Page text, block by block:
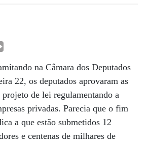
na Câmara dos Deputados
22, os deputados aprovaram as
de lei regulamentando a
privadas. Parecia que o fim
a que estão submetidos 12
e centenas de milhares de